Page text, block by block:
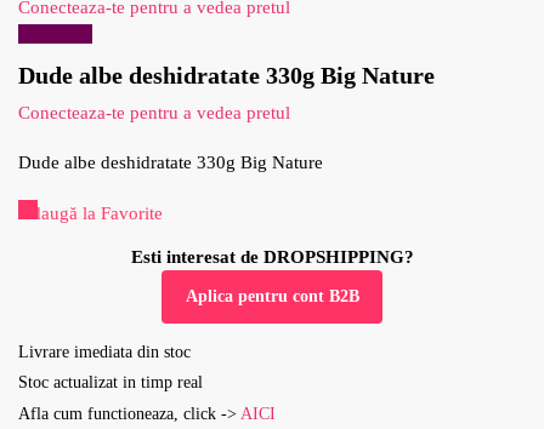
Conecteaza-te pentru a vedea pretul
Dude albe deshidratate 330g Big Nature
Conecteaza-te pentru a vedea pretul
Dude albe deshidratate 330g Big Nature
Adaugă la Favorite
Esti interesat de DROPSHIPPING?
Aplica pentru cont B2B
Livrare imediata din stoc
Stoc actualizat in timp real
Afla cum functioneaza, click -> AICI